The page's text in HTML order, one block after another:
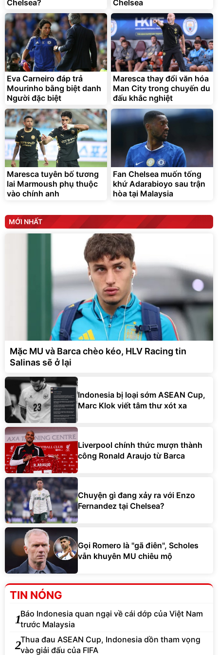
G-FORCE VIETNA
Chelsea?
Chelsea
Eva Carneiro đáp trả
Mourinho bằng biệt danh
Người đặc biệt
Maresca thay đổi văn hóa
Man City trong chuyến du
đấu khắc nghiệt
Maresca tuyên bố tương
lai Marmoush phụ thuộc
vào chính anh
Fan Chelsea muốn tống
khứ Adarabioyo sau trận
hòa tại Malaysia
MỚI NHẤT
Mặc MU và Barca chèo kéo, HLV Racing tin
Salinas sẽ ở lại
Indonesia bị loại sớm ASEAN Cup,
Marc Klok viết tâm thư xót xa
Liverpool chính thức mượn thành
công Ronald Araujo từ Barca
Chuyện gì đang xảy ra với Enzo
Fernandez tại Chelsea?
Gọi Romero là "gã điên", Scholes
vẫn khuyên MU chiêu mộ
TIN NÓNG
1Báo Indonesia quan ngại về cái dớp của Việt Nam
trước Malaysia
2Thua đau ASEAN Cup, Indonesia dồn tham vọng
vào giải đấu của FIFA